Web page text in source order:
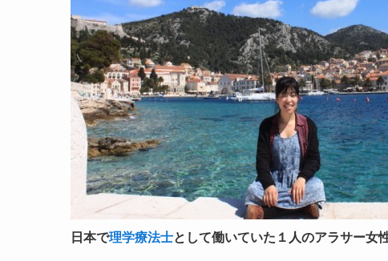
日本で理学療法士として働いていた１人のアラサー女